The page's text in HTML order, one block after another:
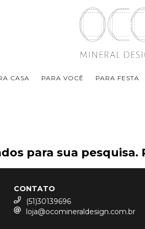
CASA PARA VOCÊ PARA FESTA
para sua
CONTATO
(51)30139696
loja@ocomineraldesign.com.br